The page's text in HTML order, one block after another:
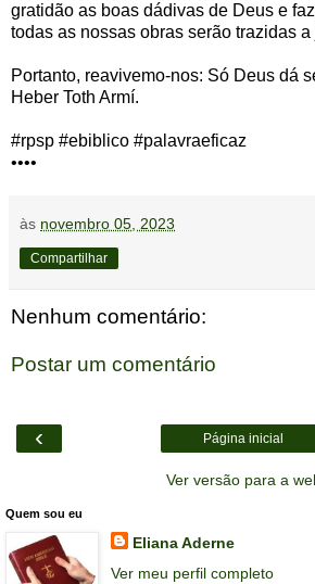
gratidão as boas dádivas de Deus e
todas as nossas obras serão trazidas a
Portanto, reavivemo-nos: Só Deus dá
Heber Toth Armí.
#rpsp #ebiblico #palavraeficaz
••••
às novembro 05, 2023
Compartilhar
Nenhum comentário:
Postar um comentário
‹ Página inicial
Ver versão para a
Quem sou eu
Eliana Aderne
Ver meu perfil completo